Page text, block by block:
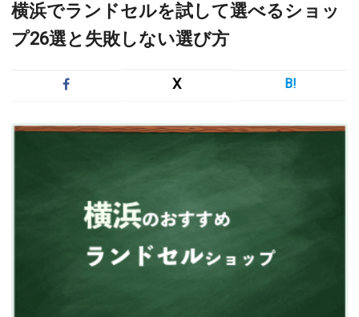
横浜でランドセルを試して選べるショッ
プ26選と失敗しない選び方
X B!